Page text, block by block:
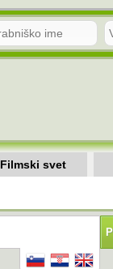
Filmski svet